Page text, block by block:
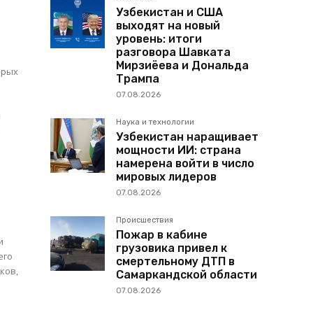
Узбекистан и США
выходят на новый
уровень: итоги
разговора Шавката
Мирзиёева и Дональда
Трампа
07.08.2026
Наука и технологии
Узбекистан наращивает
мощности ИИ: страна
намерена войти в число
мировых лидеров
07.08.2026
Происшествия
Пожар в кабине
грузовика привел к
смертельному ДТП в
Самаркандской области
07.08.2026